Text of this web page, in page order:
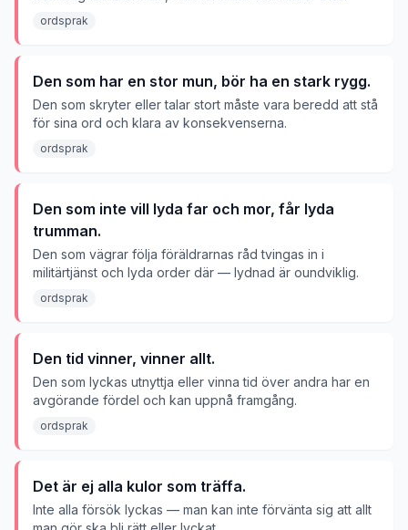
ordsprak
Den som har en stor mun, bör ha en stark rygg.
Den som skryter eller talar stort måste vara beredd att stå
för sina ord och klara av konsekvenserna.
ordsprak
Den som inte vill lyda far och mor, får lyda
trumman.
Den som vägrar följa föräldrarnas råd tvingas in i
militärtjänst och lyda order där — lydnad är oundviklig.
ordsprak
Den tid vinner, vinner allt.
Den som lyckas utnyttja eller vinna tid över andra har en
avgörande fördel och kan uppnå framgång.
ordsprak
Det är ej alla kulor som träffa.
Inte alla försök lyckas — man kan inte förvänta sig att allt